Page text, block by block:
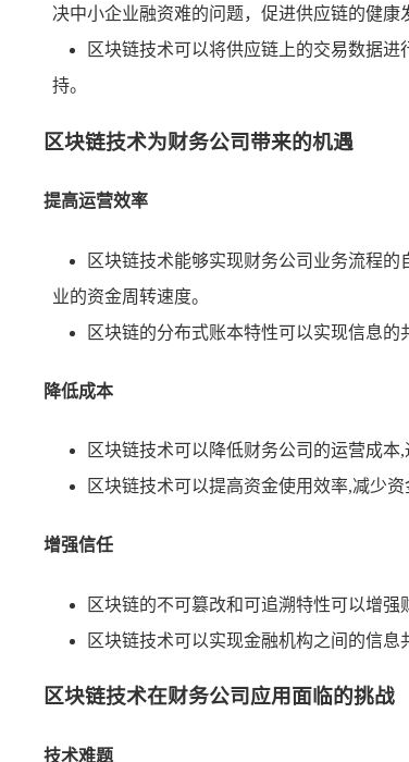
决中小企业融资难的问题，促进供应链的健康
区块链技术可以将供应链上的交易数据
持。
区块链技术为财务公司带来的机遇
提高运营效率
区块链技术能够实现财务公司业务流程
业的资金周转速度。
区块链的分布式账本特性可以实现信息
降低成本
区块链技术可以降低财务公司的运营成
区块链技术可以提高资金使用效率,减少
增强信任
区块链的不可篡改和可追溯特性可以增
区块链技术可以实现金融机构之间的信息
区块链技术在财务公司应用面临的挑战
技术难题